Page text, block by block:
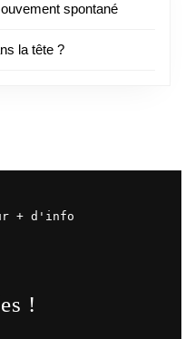
spontané
la tête ?
+ d'info
!